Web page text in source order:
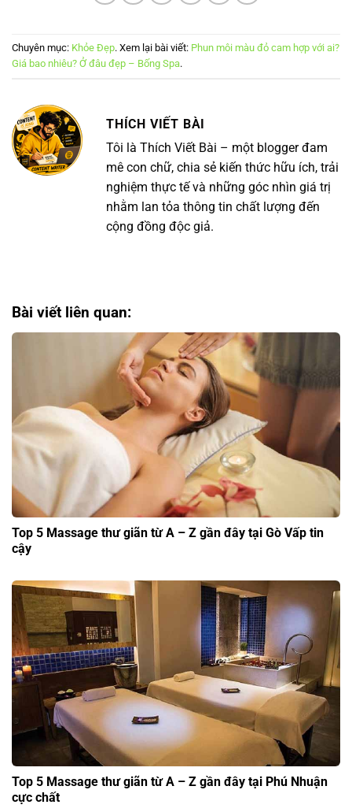
Chuyên mục: Khỏe Đẹp. Xem lại bài viết: Phun môi màu đỏ cam hợp với ai?
Giá bao nhiêu? Ở đâu đẹp – Bống Spa.
THÍCH VIẾT BÀI
Tôi là Thích Viết Bài – một blogger đam
mê con chữ, chia sẻ kiến thức hữu ích, trải
nghiệm thực tế và những góc nhìn giá trị
nhằm lan tỏa thông tin chất lượng đến
cộng đồng độc giả.
Bài viết liên quan:
Top 5 Massage thư giãn từ A – Z gần đây tại Gò Vấp tin
cậy
Top 5 Massage thư giãn từ A – Z gần đây tại Phú Nhuận
cực chất